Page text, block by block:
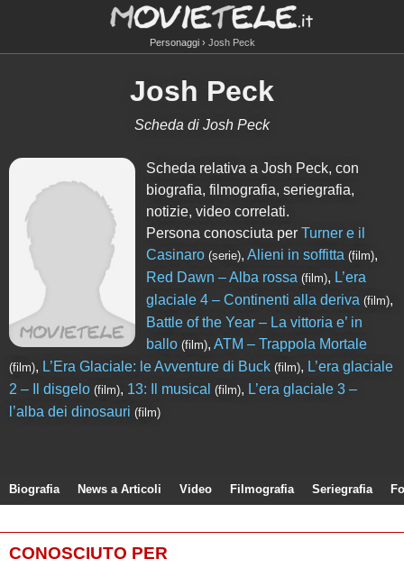
Personaggi Josh Peck
Josh Peck
Scheda di Josh Peck
Scheda relativa a Josh Peck, con
biografia, filmografia, seriegrafia,
notizie, video correlati.
Persona conosciuta perTurner e il
Casinaro (serie),Alieni in soffitta (film),
Red Dawn – Alba rossa (film), L’era
glaciale 4 – Continenti alla deriva (film),
Battle of the Year – La vittoria e’ in
ballo (film),ATM – Trappola Mortale
(film), L’Era Glaciale: le Avventure di Buck (film), L’era glaciale
2 – Il disgelo (film), 13: Il musical (film), L’era glaciale 3 –
l’alba dei dinosauri (film)
Biografia News a Articoli Video Filmografia Seriegrafia
CONOSCIUTO PER